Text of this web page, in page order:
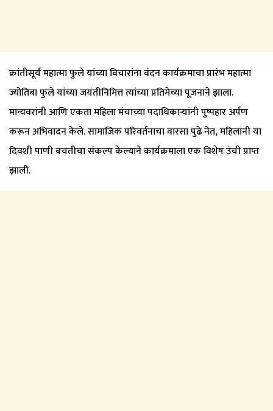
क्रांतीसूर्य महात्मा फुले यांच्या विचारांना वंदन कार्यक्रमाचा प्रारंभ महात्मा
ज्योतिबा फुले यांच्या जयंतीनिमित्त त्यांच्या प्रतिमेच्या पूजनाने झाला.
मान्यवरांनी आणि एकता महिला मंचाच्या पदाधिकाऱ्यांनी पुष्पहार अर्पण
करून अभिवादन केले. सामाजिक परिवर्तनाचा वारसा पुढे नेत, महिलांनी या
दिवशी पाणी बचतीचा संकल्प केल्याने कार्यक्रमाला एक विशेष उंची प्राप्त
झाली.